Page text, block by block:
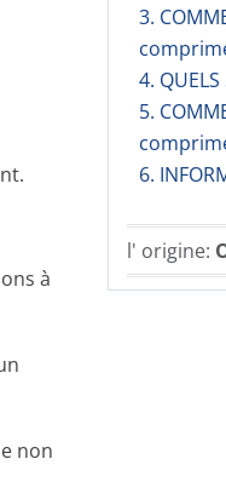
3.
4. QUELS
5.
6.
l' origine:
à
non